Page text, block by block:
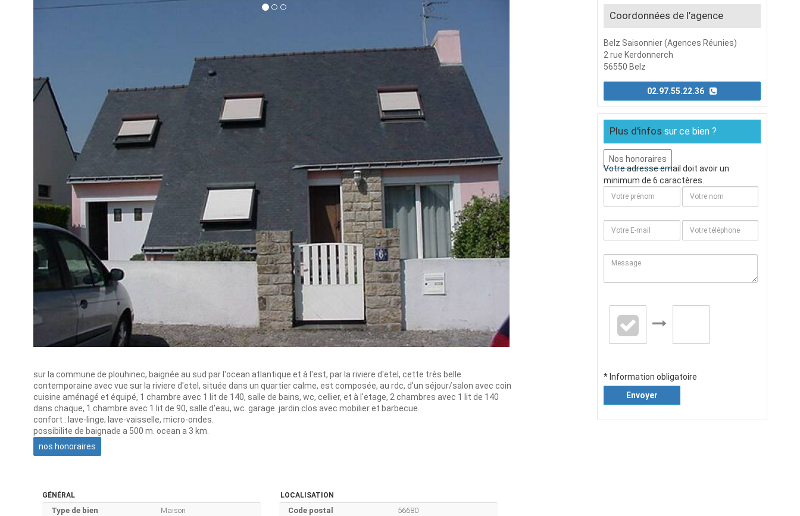
sur la commune de plouhinec, baignée au sud par l'ocean atlantique et à l'est, par la riviere d'etel, cette très belle
contemporaine avec vue sur la riviere d'etel, située dans un quartier calme, est composée, au rdc, d'un séjour/salon avec coin
cuisine aménagé et équipé, 1 chambre avec 1 lit de 140, salle de bains, wc, cellier, et à l'etage, 2 chambres avec 1 lit de 140
dans chaque, 1 chambre avec 1 lit de 90, salle d'eau, wc. garage. jardin clos avec mobilier et barbecue.
confort : lave-linge; lave-vaisselle, micro-ondes.
possibilite de baignade a 500 m. ocean a 3 km.
nos honoraires
GÉNÉRAL
Type de bien
Maison
LOCALISATION
Code postal
56680
Coordonnées de l’agence
Belz Saisonnier (Agences Réunies)
2 rue Kerdonnerch
56550 Belz
02.97.55.22.36
Plus d'infos sur ce bien ?
Nos honoraires
Votre adresse email doit avoir un
minimum de 6 caractères.
* Information obligatoire
Envoyer